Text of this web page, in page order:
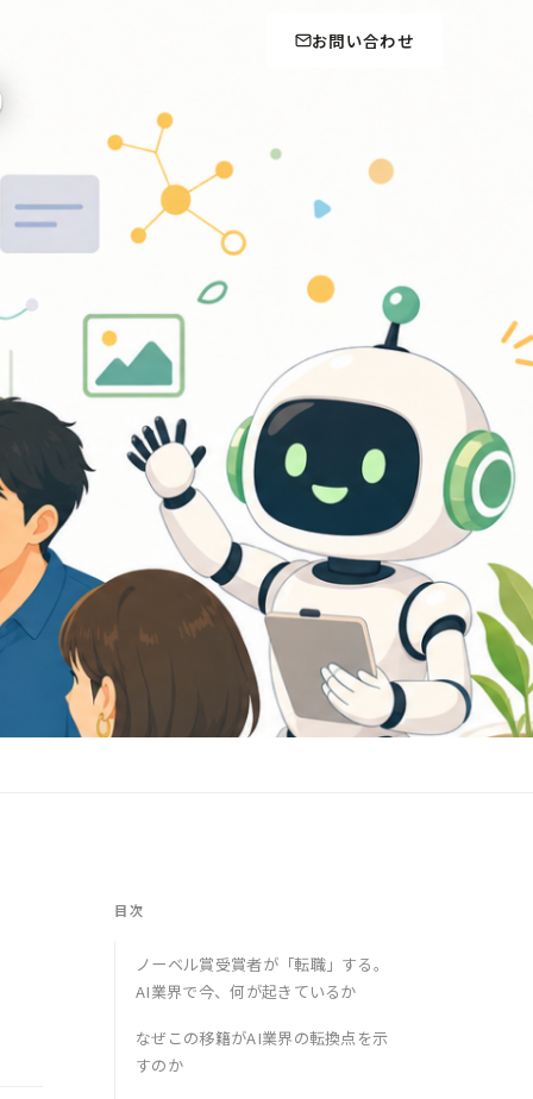
お問い合わせ
目次
ノーベル賞受賞者が「転職」する。
AI業界で今、何が起きているか
なぜこの移籍がAI業界の転換点を示
すのか